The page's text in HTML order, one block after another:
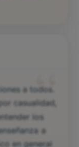
“
a todos.
casualidad,
los
a
en general